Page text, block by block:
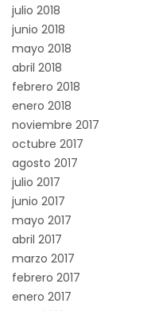
julio 2018
junio 2018
mayo 2018
abril 2018
febrero 2018
enero 2018
noviembre 2017
octubre 2017
agosto 2017
julio 2017
junio 2017
mayo 2017
abril 2017
marzo 2017
febrero 2017
enero 2017